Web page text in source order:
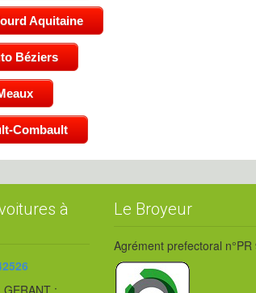
Aquitaine
Béziers
Combault
à
:
Le Broyeur
Agrément prefectoral n°PR